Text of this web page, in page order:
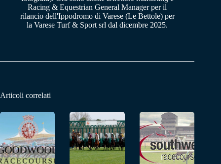
Racing & Equestrian General Manager per il
rilancio dell'Ippodromo di Varese (Le Bettole) per
la Varese Turf & Sport srl dal dicembre 2025.
Articoli correlati